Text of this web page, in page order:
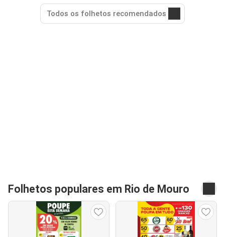
Todos os folhetos recomendados
Folhetos populares em Rio de Mouro